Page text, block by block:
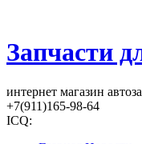
Запчасти
интернет магазин
+7(911)165-98-64
ICQ: